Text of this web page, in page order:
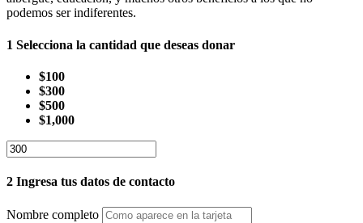
podemos ser indiferentes.
1 Selecciona la cantidad que deseas donar
$100
$300
$500
$1,000
2 Ingresa tus datos de contacto
Nombre completo